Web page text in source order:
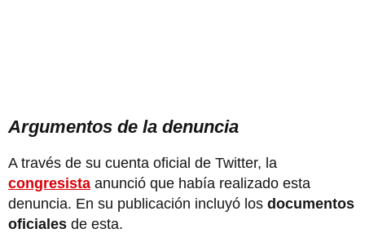
Argumentos de la denuncia
A través de su cuenta oficial de Twitter, la
congresista anunció que había realizado esta
denuncia. En su publicación incluyó los documentos
oficiales de esta.